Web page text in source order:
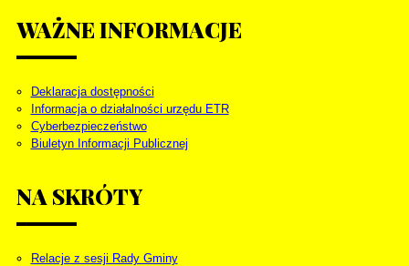
WAŻNEINFORMACJE
Deklaracja dostępności
Informacja o działalności urzędu ETR
Cyberbezpieczeństwo
Biuletyn Informacji Publicznej
NA SKRÓTY
Relacje z sesji Rady Gminy